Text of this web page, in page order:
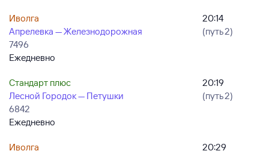
Иволга
Апрелевка — Железнодорожная
7496
Ежедневно
20:14
(путь 2)
Стандарт плюс
Лесной Городок — Петушки
6842
Ежедневно
20:19
(путь 2)
Иволга
20:29